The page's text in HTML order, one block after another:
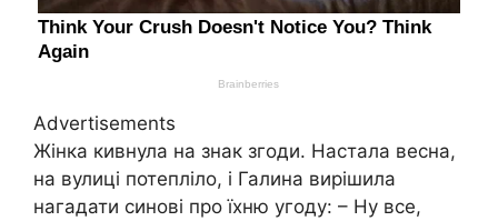
Advertisements
Жінка кивнула на знак згоди. Настала весна,
на вулиці потепліло, і Галина вирішила
нагадати синові про їхню угоду: – Ну все,